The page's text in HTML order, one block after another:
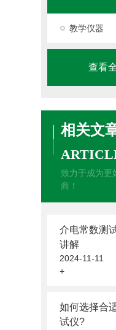
教学仪器
查看
相关文
致力于成为更
商！
介电常数测
讲解
2024-11-11
+
如何选择合
试仪?